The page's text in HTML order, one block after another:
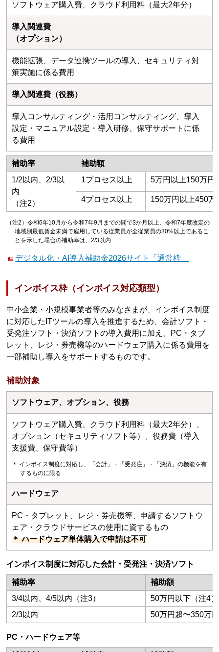
ソフトウェア購入費、クラウド利用料（最大2年分）
導入関連費
（オプション）
機能拡張、データ連携ツールの導⼊、セキュリティ対
策実施に係る費⽤
導入関連費（役務）
導入コンサルティング・活用コンサルティング、導入
設定・マニュアル設定・導入研修、保守サポートに係
る費用
補助率
補助額
1/2以内、2/3以
内
（注2）
1プロセス以上 5万円以上150万円
4プロセス以上 150万円以上450万
（注2）令和6年10月から令和7年9月までの間で3か月以上、令和7年度改定の
地域別最低賃金未満で雇用している従業員が全従業員の30%以上であるこ
とを示した場合の補助率は、2/3以内
デジタル化・AI導入補助金2026サイト「通常枠」
インボイス枠（インボイス対応類型）
中⼩企業・⼩規模事業者等のみなさまが、インボイス制度
に対応したITツールの導⼊を推進するため、会計ソフト・
受発注ソフト・決済ソフトの導⼊費⽤に加え、PC・タブ
レット、レジ・券売機等のハードウェア購入に係る費⽤を
一部補助し導入をサポートするものです。
補助対象
ソフトウェア、オプション、役務
ソフトウェア購⼊費、クラウド利⽤料（最⼤2年分）、
オプション（セキュリティソフト等）、役務費（導⼊
⽀援費、保守費等）
＊ インボイス制度に対応し、「会計」・「受発注」・「決済」の機能を有
するものに限る
ハードウェア
PC・タブレット、レジ・券売機等、申請するソフトウ
ェア・クラウドサービスの使⽤に資するもの
＊ ハードウェア単体購入で申請は不可
インボイス制度に対応した会計・受発注・決済ソフト
補助率
補助額
3/4以内、4/5以内（注3）
50万円以下（注4）
2/3以内
50万円超〜350万
PC・ハードウェア等